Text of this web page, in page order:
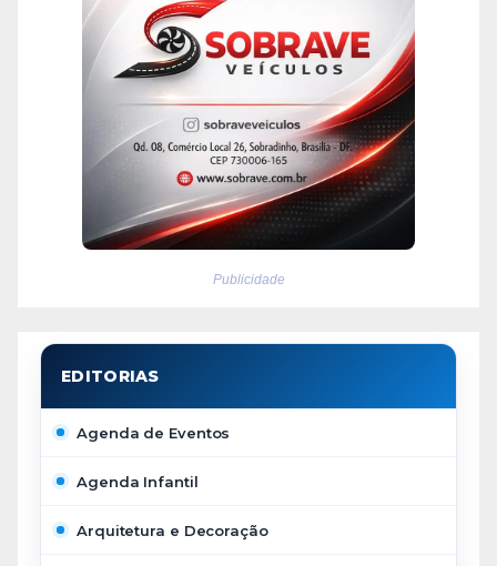
Publicidade
Agenda de Eventos
Agenda Infantil
Arquitetura e Decoração